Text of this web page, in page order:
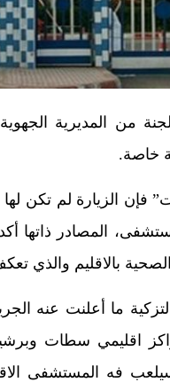
من المديرية
خاصة.
فإن الزيارة لم تكن
المصادر ذاتها
بالاقليم والذي
ما أعلنت عنه
اقليمي سطات
فه المستشفى